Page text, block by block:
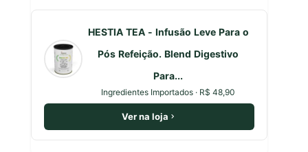
HESTIA TEA - Infusão Leve Para o
Pós Refeição. Blend Digestivo
Para...
Ingredientes Importados · R$ 48,90
Ver na loja